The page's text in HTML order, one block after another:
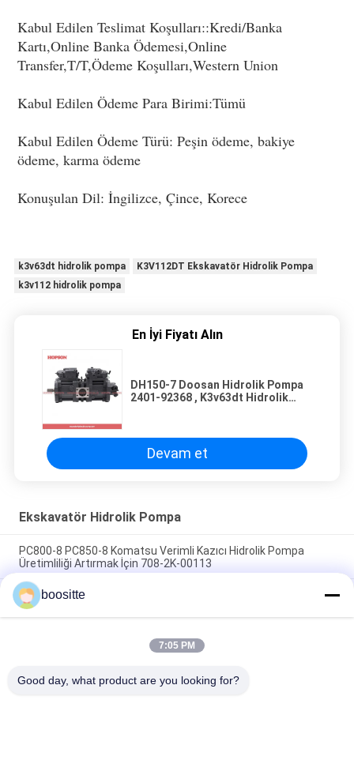
Kabul Edilen Teslimat Koşulları::Kredi/Banka
Kartı,Online Banka Ödemesi,Online
Transfer,T/T,Ödeme Koşulları,Western Union
Kabul Edilen Ödeme Para Birimi:Tümü
Kabul Edilen Ödeme Türü: Peşin ödeme, bakiye
ödeme, karma ödeme
Konuşulan Dil: İngilizce, Çince, Korece
k3v63dt hidrolik pompa
K3V112DT Ekskavatör Hidrolik Pompa
k3v112 hidrolik pompa
En İyi Fiyatı Alın
DH150-7 Doosan Hidrolik Pompa
2401-92368 , K3v63dt Hidrolik
Devam et
Ekskavatör Hidrolik Pompa
PC800-8 PC850-8 Komatsu Verimli Kazıcı Hidrolik Pompa
Üretimliliği Artırmak İçin 708-2K-00113
PC400-7 PC400-8 PC450-7 PC450-8 Hidrolik pompa kazıcı
parçaları 708-2H-00451 708-2H-00450 Uzun ömürlü
Orijinal Hidrolik Pompa Grubu HPK055 HPK055AT ZX130 ZX120
ZX120-1 ZAX120-6ZX135US ZX135-3 9192497 9290595
boositte
7:05 PM
Good day, what product are you looking for?